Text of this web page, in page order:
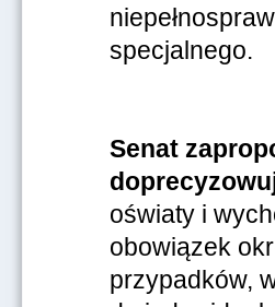
specjalnego.
Senat
oświaty i
obowiązek
przypadków,